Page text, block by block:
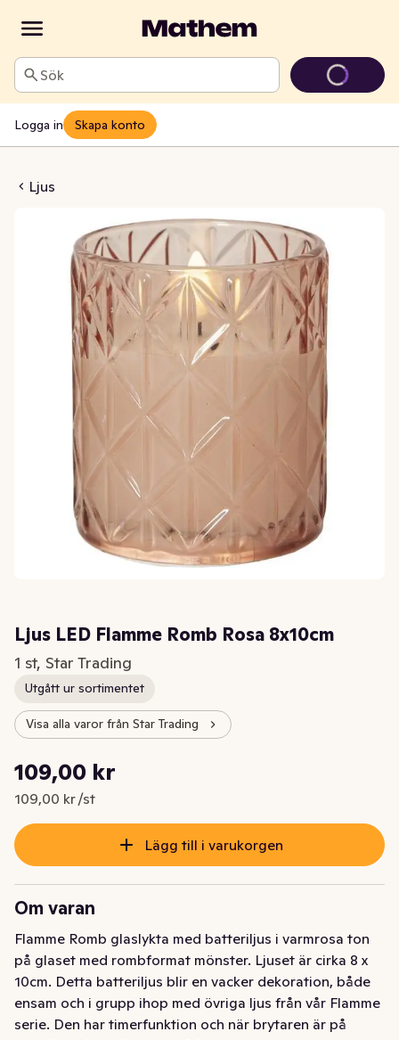
Sök
Logga in Skapa konto
Ljus
Romb Rosa 8x10cm
Ljus LED Flamme Romb Rosa 8x10cm
1 st, Star Trading
Utgått ur sortimentet
Visa alla varor från Star Trading
Nuvarande pris är: 109,00 kr
109,00 kr
109,00 kr /st
Styckpris: 109,00 kr /st
Lägg till i varukorgen
Om varan
Flamme Romb glaslykta med batteriljus i varmrosa ton
på glaset med rombformat mönster. Ljuset är cirka 8 x
10cm. Detta batteriljus blir en vacker dekoration, både
ensam och i grupp ihop med övriga ljus från vår Flamme
serie. Den har timerfunktion och när brytaren är på